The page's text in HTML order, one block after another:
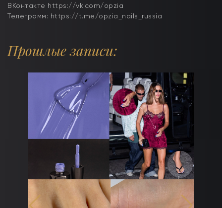
ВКонтакте https://vk.com/opzia
Телеграмм: https://t.me/opzia_nails_russia
Прошлые записи: